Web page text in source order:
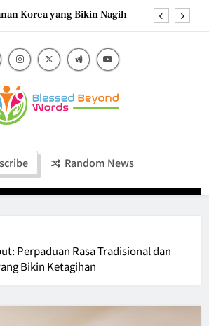
Cokelat Pekat dan
Make It Perfect
Segar Favorit Mediterania
Korea yang Bikin Nagih
Iconic Pasta and the
Make It Perfect
Beyond
Words
Random News
Perpaduan Rasa Tradisional dan
Bikin Ketagihan